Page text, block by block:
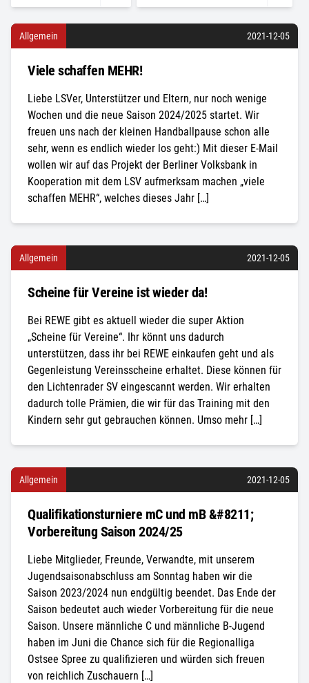
Allgemein 2021-12-05
Viele schaffen MEHR!
Liebe LSVer, Unterstützer und Eltern, nur noch wenige
Wochen und die neue Saison 2024/2025 startet. Wir
freuen uns nach der kleinen Handballpause schon alle
sehr, wenn es endlich wieder los geht:) Mit dieser E-Mail
wollen wir auf das Projekt der Berliner Volksbank in
Kooperation mit dem LSV aufmerksam machen „viele
schaffen MEHR“, welches dieses Jahr […]
Allgemein 2021-12-05
Scheine für Vereine ist wieder da!
Bei REWE gibt es aktuell wieder die super Aktion
„Scheine für Vereine“. Ihr könnt uns dadurch
unterstützen, dass ihr bei REWE einkaufen geht und als
Gegenleistung Vereinsscheine erhaltet. Diese können für
den Lichtenrader SV eingescannt werden. Wir erhalten
dadurch tolle Prämien, die wir für das Training mit den
Kindern sehr gut gebrauchen können. Umso mehr […]
Allgemein 2021-12-05
Qualifikationsturniere mC und mB &#8211;
Vorbereitung Saison 2024/25
Liebe Mitglieder, Freunde, Verwandte, mit unserem
Jugendsaisonabschluss am Sonntag haben wir die
Saison 2023/2024 nun endgültig beendet. Das Ende der
Saison bedeutet auch wieder Vorbereitung für die neue
Saison. Unsere männliche C und männliche B-Jugend
haben im Juni die Chance sich für die Regionalliga
Ostsee Spree zu qualifizieren und würden sich freuen
von reichlich Zuschauern […]